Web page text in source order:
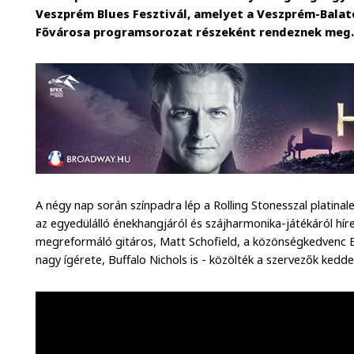
Veszprém Blues Fesztivál, amelyet a Veszprém-
Fővárosa programsorozat részeként rendeznek meg.
A négy nap során színpadra lép a Rolling Stonesszal
az egyedülálló énekhangjáról és szájharmonika-játékáról
megreformáló gitáros, Matt Schofield, a közönségkedvenc
nagy ígérete, Buffalo Nichols is - közölték a szervezők